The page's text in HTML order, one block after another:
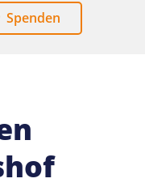
Spenden